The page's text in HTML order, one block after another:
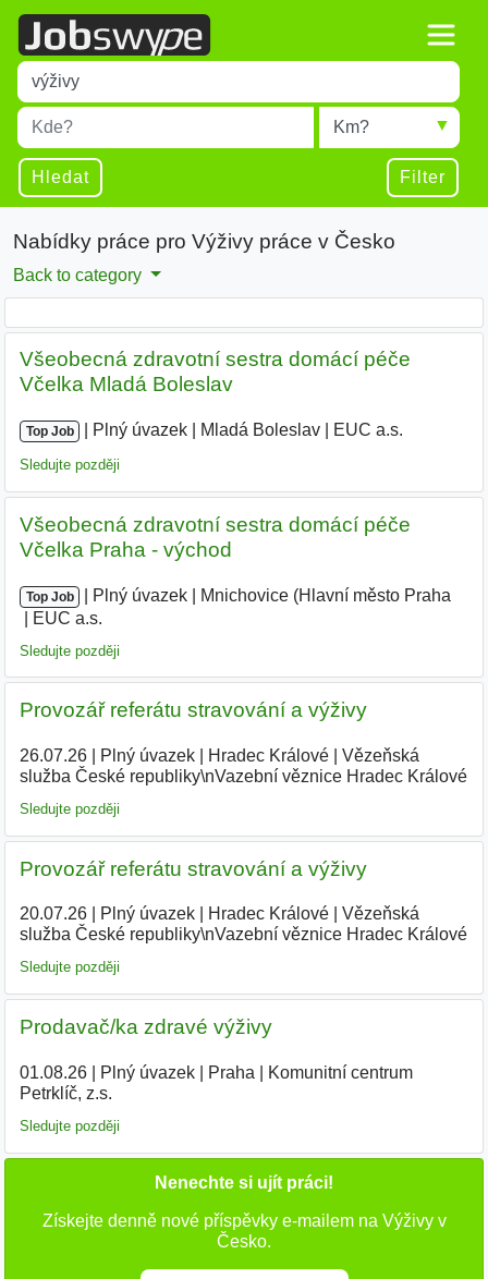
Title
Type 1 or more characters for results.
Místo
Type 1 or more characters for results.
Radius
Hledat Filter
Nabídky práce pro Výživy práce v Česko
Back to category
Všeobecná zdravotní sestra domácí péče
Včelka Mladá Boleslav
Top Job Plný úvazek Mladá Boleslav EUC a.s.
Sledujte později
Všeobecná zdravotní sestra domácí péče
Včelka Praha - východ
Top Job Plný úvazek Mnichovice (Hlavní město Praha
EUC a.s.
Sledujte později
Provozář referátu stravování a výživy
26.07.26| Plný úvazek| Hradec Králové|
Vězeňská
služba České republiky\nVazební věznice Hradec Králové
Sledujte později
Provozář referátu stravování a výživy
20.07.26| Plný úvazek| Hradec Králové|
Vězeňská
služba České republiky\nVazební věznice Hradec Králové|
Sledujte později
Prodavač/ka zdravé výživy
01.08.26| Plný úvazek| Praha
Komunitní centrum
Petrklíč, z.s.
Sledujte později
Nenechte si ujít práci!
Získejte denně nové příspěvky e-mailem na Výživy v
Česko.